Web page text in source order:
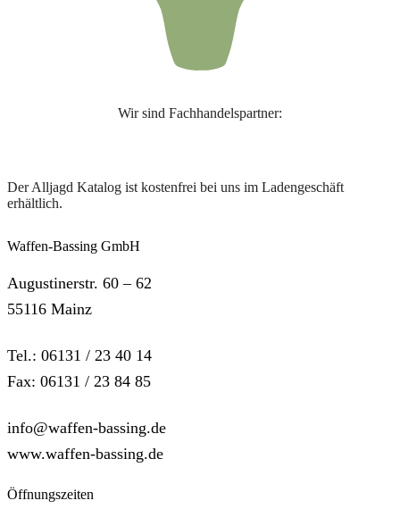
Wir sind Fachhandelspartner:
Der Alljagd Katalog ist kostenfrei bei uns im Ladengeschäft
erhältlich.
Waffen-Bassing GmbH
Augustinerstr. 60 – 62
55116 Mainz
Tel.: 06131 / 23 40 14
Fax: 06131 / 23 84 85
info@waffen-bassing.de
www.waffen-bassing.de
Öffnungszeiten